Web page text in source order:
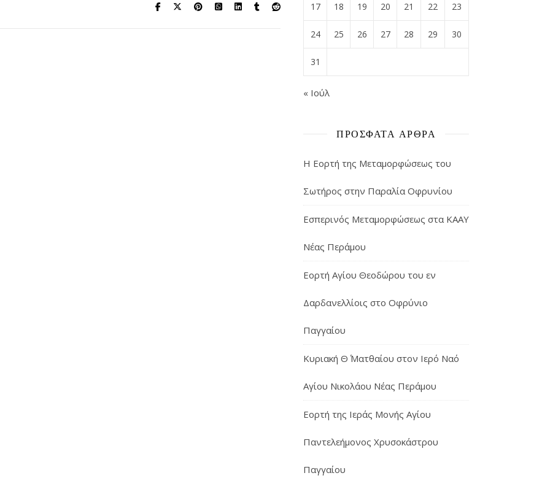
17 18 19 20 21 22 23
24 25 26 27 28 29 30
31
« Ιούλ
ΠΡΌΣΦΑΤΑ ΆΡΘΡΑ
Η Εορτή της Μεταμορφώσεως του
Σωτήρος στην Παραλία Οφρυνίου
Εσπερινός Μεταμορφώσεως στα ΚΑΑΥ
Νέας Περάμου
Εορτή Αγίου Θεοδώρου του εν
Δαρδανελλίοις στο Οφρύνιο
Παγγαίου
Κυριακή Θ΄ Ματθαίου στον Ιερό Ναό
Αγίου Νικολάου Νέας Περάμου
Εορτή της Ιεράς Μονής Αγίου
Παντελεήμονος Χρυσοκάστρου
Παγγαίου